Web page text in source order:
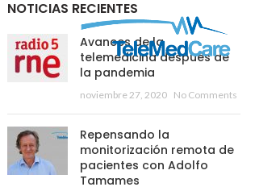
NOTICIAS RECIENTES
Avances de la
telemedicina después de
la pandemia
noviembre 27, 2020 No Comments
Repensando la
monitorización remota de
pacientes con Adolfo
Tamames